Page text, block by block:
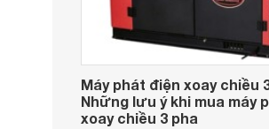
Máy phát điện xoay chiều
Những lưu ý khi mua máy
xoay chiều 3 pha